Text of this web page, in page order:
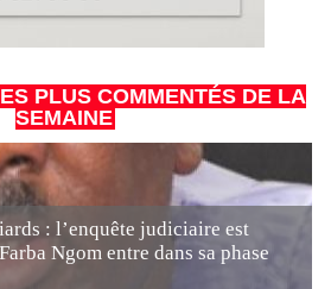
PLUS COMMENTÉS DE LA
SEMAINE
: l’enquête judiciaire est
Ngom entre dans sa phase